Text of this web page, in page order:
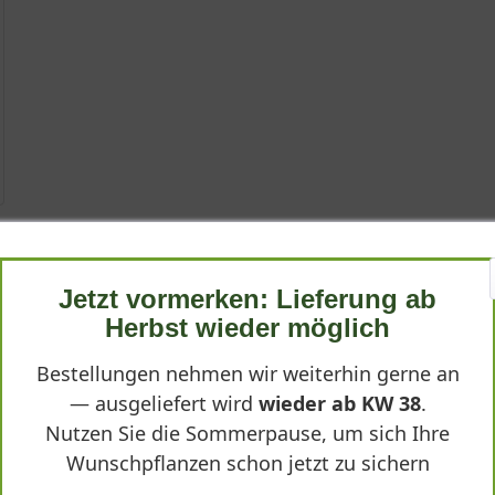
Saxifraga arendsii 'Pixi Pan Appleblossum') ist eine
Sorte gehört zu den Arendsii-Hybriden, die aus Kreuzungen
Pflege. Der deutsche Name „Moos-Steinbrech“
bleibt sie angenehm niedrig und eignet sich
arendsii 'Pixi Pan Appleblossum'"
Jetzt vormerken: Lieferung ab
Herbst wieder möglich
Bestellungen nehmen wir weiterhin gerne an
— ausgeliefert wird wieder ab KW 38.
Nutzen Sie die Sommerpause, um sich Ihre
Wunschpflanzen schon jetzt zu sichern